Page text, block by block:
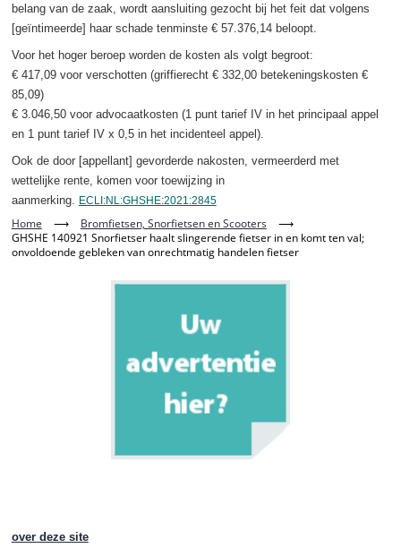
belang van de zaak, wordt aansluiting gezocht bij het feit dat volgens
[geïntimeerde] haar schade tenminste € 57.376,14 beloopt.
Voor het hoger beroep worden de kosten als volgt begroot:
€ 417,09 voor verschotten (griffierecht € 332,00 betekeningskosten €
85,09)
€ 3.046,50 voor advocaatkosten (1 punt tarief IV in het principaal appel
en 1 punt tarief IV x 0,5 in het incidenteel appel).
Ook de door [appellant] gevorderde nakosten, vermeerderd met
wettelijke rente, komen voor toewijzing in
aanmerking.
ECLI:NL:GHSHE:2021:2845
Home ⟶ Bromfietsen, Snorfietsen en Scooters
⟶
GHSHE 140921 Snorfietser haalt slingerende fietser in en komt ten val;
onvoldoende gebleken van onrechtmatig handelen fietser
over deze site